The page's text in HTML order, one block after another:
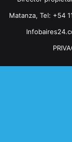
Matanza, Tel: +54